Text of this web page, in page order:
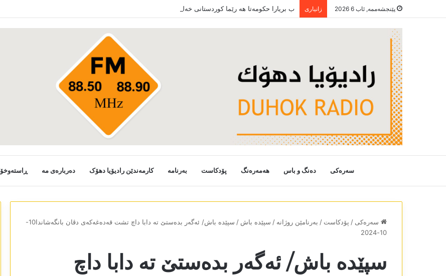
پێنجشەممە, ئاب 6 2026 زانیاری ب بریارا حکومەتا ھە رێما کوردستانی خەلکێ گوندێن سەر ب ئێدارا زاخو ڤە دشین سەرەدانا گوندیێن خو بکەن
سەرەکی دەنگ و باس هەمەرەنگ پۆدکاست بەرنامە کارمەندێن رادیۆیا دھۆک دەربارەی مە ڕاستەوخۆ
سەرەکی / پۆدکاست / بەرنامێن روژانە / سپێدە باش /
سپێدە باش/ ئەگەر بدەستێ تە دابا داچ تشت قەدەغەکەی دڤان بانگەشاندا10-
10-2024
سپێدە باش/ ئەگەر بدەستێ تە دابا داچ